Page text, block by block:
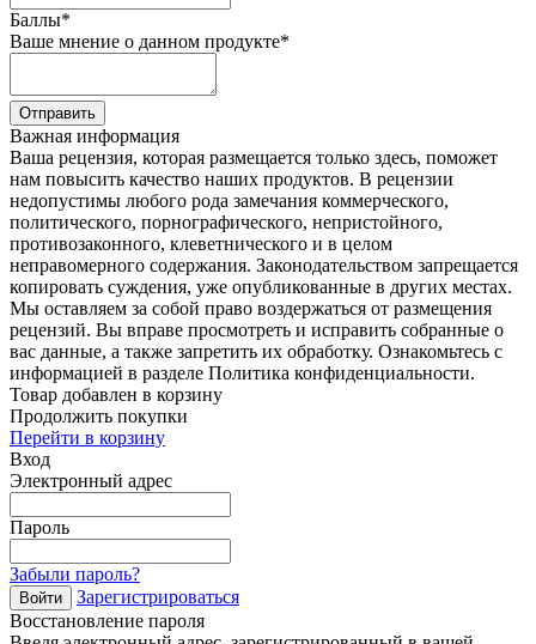
Баллы*
Ваше мнение о данном продукте*
Отправить
Важная информация
Ваша рецензия, которая размещается только здесь, поможет
нам повысить качество наших продуктов. В рецензии
недопустимы любого рода замечания коммерческого,
политического, порнографического, непристойного,
противозаконного, клеветнического и в целом
неправомерного содержания. Законодательством запрещается
копировать суждения, уже опубликованные в других местах.
Мы оставляем за собой право воздержаться от размещения
рецензий. Вы вправе просмотреть и исправить собранные о
вас данные, а также запретить их обработку. Ознакомьтесь с
информацией в разделе Политика конфиденциальности.
Товар добавлен в корзину
Продолжить покупки
Перейти в корзину
Вход
Электронный адрес
Пароль
Забыли пароль?
Войти
Зарегистрироваться
Восстановление пароля